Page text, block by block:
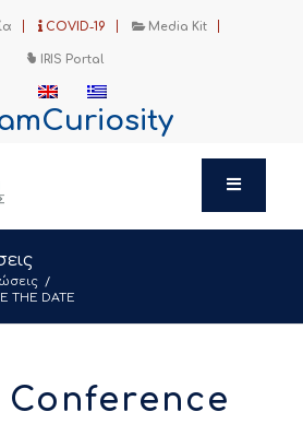
COVID-19 Media Kit
IRIS Portal
/
THE DATE
Conference